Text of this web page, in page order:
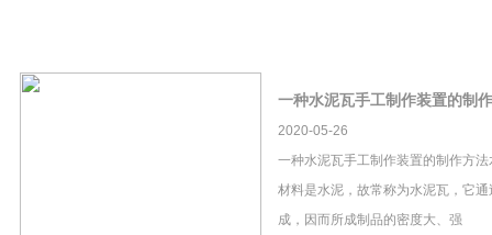
一种水泥瓦手工制作装置的制
2020-05-26
一种水泥瓦手工制作装置的制作方
材料是水泥，故常称为水泥瓦，它
成，因而所成制品的密度大、强